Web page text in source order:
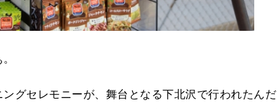
グセレモニーが、舞台となる下北沢で行われたんだ